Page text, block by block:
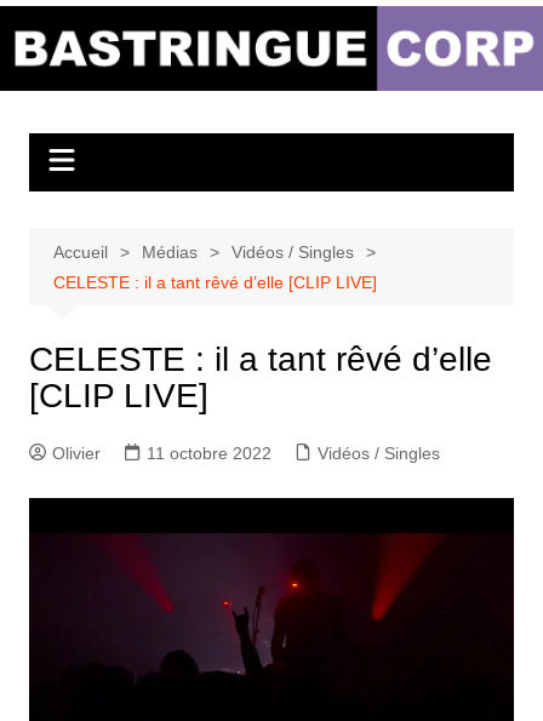
Bastringue Corp –
Musicales
Accueil Médias
Vidéos / Singles
CELESTE : il a tant rêvé d’elle [CLIP LIVE]
CELESTE : il a tant rêvé d’elle
[CLIP LIVE]
Olivier 11 octobre 2022 Vidéos / Singles